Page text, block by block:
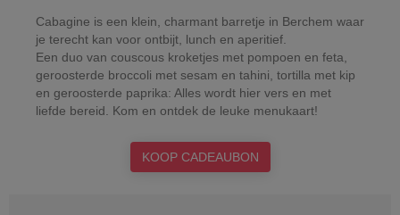
Cabagine is een klein, charmant barretje in Berchem waar
je terecht kan voor ontbijt, lunch en aperitief.
Een duo van couscous kroketjes met pompoen en feta,
geroosterde broccoli met sesam en tahini, tortilla met kip
en geroosterde paprika: Alles wordt hier vers en met
liefde bereid. Kom en ontdek de leuke menukaart!
KOOP CADEAUBON